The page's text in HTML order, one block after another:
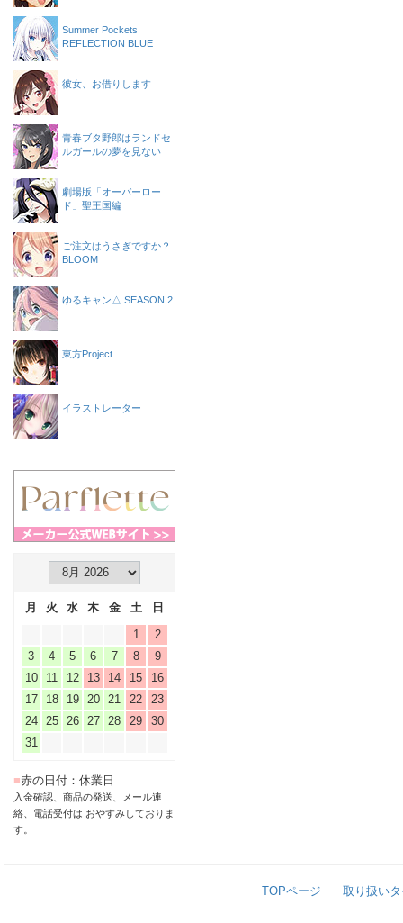
Summer Pockets
REFLECTION BLUE
彼女、お借りします
青春ブタ野郎はランドセ
ルガールの夢を見ない
劇場版「オーバーロー
ド」聖王国編
ご注文はうさぎですか？
BLOOM
ゆるキャン△ SEASON 2
東方Project
イラストレーター
月 火 水 木 金 土
日
1
2
3
4 5 6 7 8
9
10
11 12 13 14 15
16
17
18 19 20 21 22
23
24
25 26 27 28 29
30
31
■赤の日付：休業日
入金確認、商品の発送、メール連
絡、電話受付は おやすみしておりま
す。
TOPページ 取り扱い